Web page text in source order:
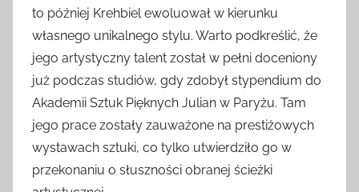
to później Krehbiel ewoluował w kierunku
własnego unikalnego stylu. Warto podkreślić, że
jego artystyczny talent został w pełni doceniony
już podczas studiów, gdy zdobył stypendium do
Akademii Sztuk Pięknych Julian w Paryżu. Tam
jego prace zostały zauważone na prestiżowych
wystawach sztuki, co tylko utwierdziło go w
przekonaniu o słuszności obranej ścieżki